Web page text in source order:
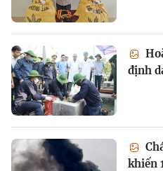
định
khiến